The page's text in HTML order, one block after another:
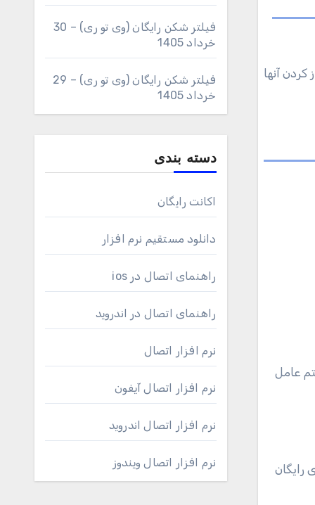
عامل
رایگان
فیلتر شکن رایگان (وی تو ری) – 30
خرداد 1405
فیلتر شکن رایگان (وی تو ری) – 29
خرداد 1405
دسته بندی
اکانت رایگان
دانلود مستقیم نرم افزار
راهنمای اتصال در ios
راهنمای اتصال در اندروید
نرم افزار اتصال
نرم افزار اتصال آیفون
نرم افزار اتصال اندروید
نرم افزار اتصال ویندوز